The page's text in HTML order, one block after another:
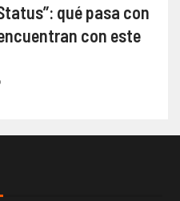
qué pasa con
con este